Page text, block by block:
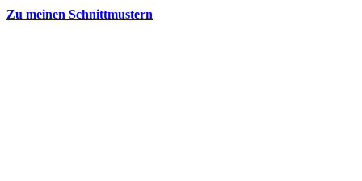
Zu meinen Schnittmustern